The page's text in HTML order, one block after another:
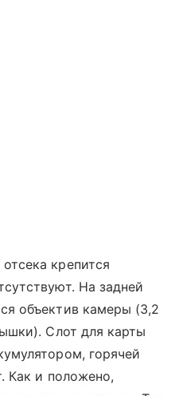
крепится
На задней
объектив камеры (3,2
Слот для карты
горячей
Как и положено,